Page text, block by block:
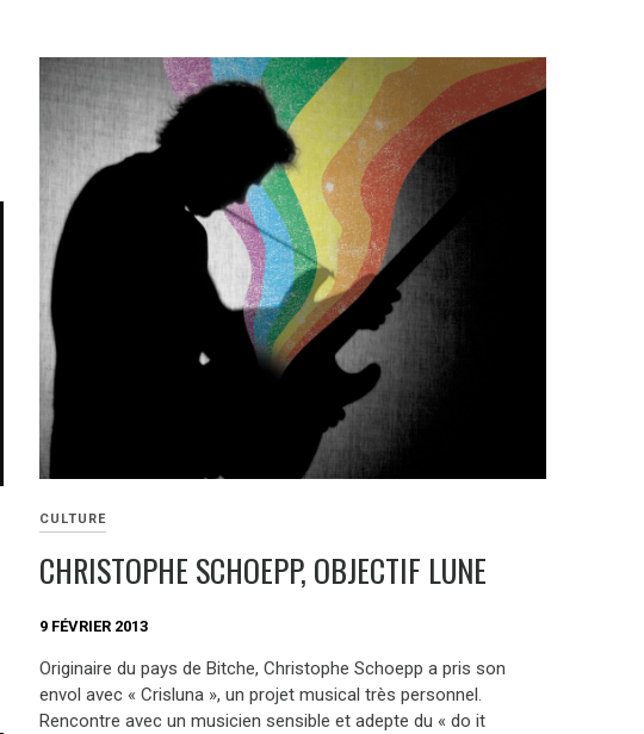
CULTURE
CHRISTOPHE SCHOEPP, OBJECTIF LUNE
9 FÉVRIER 2013
Originaire du pays de Bitche, Christophe Schoepp a pris son
envol avec « Crisluna », un projet musical très personnel.
Rencontre avec un musicien sensible et adepte du « do it